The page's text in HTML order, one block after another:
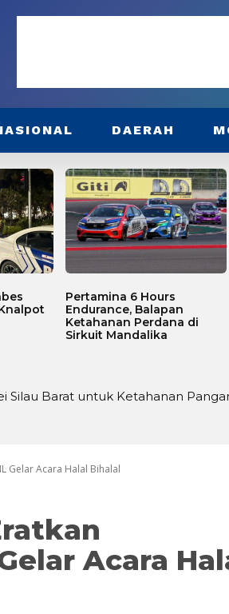
DAERAH
Pertamina 6 Hours
Endurance, Balapan
Ketahanan Perdana di
Sirkuit Mandalika
Barat untuk Ketahanan Pangan
Bogor Galang Donasi untuk
Gelar Acara Halal Bihalal
Acara